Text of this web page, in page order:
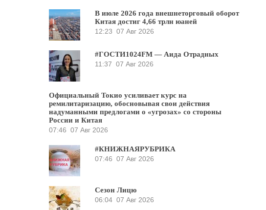
В июле 2026 года внешнеторговый оборот
Китая достиг 4,66 трлн юаней
12:23 07 Авг 2026
#ГОСТИ1024FM — Аида Отрадных
11:37 07 Авг 2026
Официальный Токио усиливает курс на
ремилитаризацию, обосновывая свои действия
надуманными предлогами о «угрозах» со стороны
России и Китая
07:46 07 Авг 2026
#КНИЖНАЯРУБРИКА
07:46 07 Авг 2026
Сезон Лицю
06:04 07 Авг 2026